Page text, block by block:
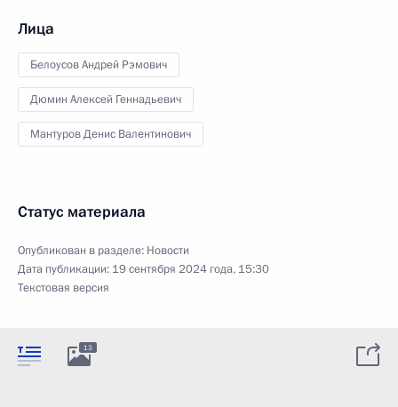
Лица
Белоусов Андрей Рэмович
Дюмин Алексей Геннадьевич
Мантуров Денис Валентинович
Статус материала
Опубликован в разделе: Новости
Дата публикации: 19 сентября 2024 года, 15:30
Текстовая версия
13